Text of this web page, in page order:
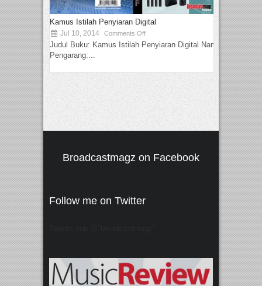
Kamus Istilah Penyiaran Digital
Jul 10, 2014 Comments Off
Judul Buku: Kamus Istilah Penyiaran Digital Nama
Pengarang:...
Broadcastmagz on Facebook
Follow me on Twitter